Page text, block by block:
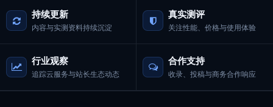
持续更新
内容与实测资料持续沉淀
真实测评
关注性能、价格与使用体验
行业观察
追踪云服务与站长生态动态
合作支持
收录、投稿与商务合作响应